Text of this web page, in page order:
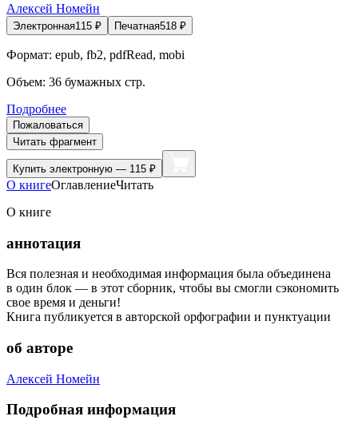
Алексей Номейн
Электронная115 ₽ Печатная518 ₽
Формат: epub, fb2, pdfRead, mobi
Объем: 36 бумажных стр.
Подробнее
Пожаловаться
Читать фрагмент
Купить электронную — 115 ₽
О книгеОглавлениеЧитать
О книге
аннотация
Вся полезная и необходимая информация была объединена
в один блок — в этот сборник, чтобы вы смогли сэкономить
свое время и деньги!
Книга публикуется в авторской орфографии и пунктуации
об авторе
Алексей Номейн
Подробная информация